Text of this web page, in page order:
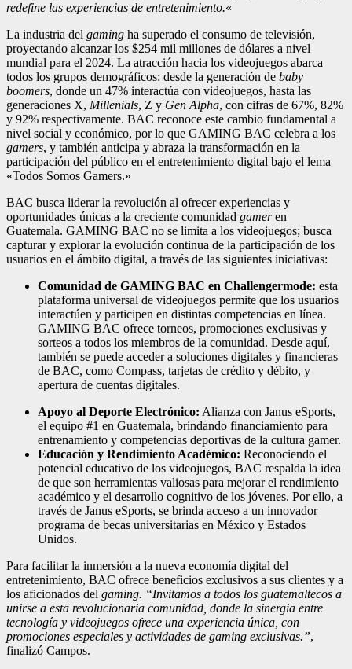
redefine las experiencias de entretenimiento.«
La industria del gaming ha superado el consumo de televisión,
proyectando alcanzar los $254 mil millones de dólares a nivel
mundial para el 2024. La atracción hacia los videojuegos abarca
todos los grupos demográficos: desde la generación de baby
boomers, donde un 47% interactúa con videojuegos, hasta las
generaciones X, Millenials, Z y Gen Alpha, con cifras de 67%, 82%
y 92% respectivamente. BAC reconoce este cambio fundamental a
nivel social y económico, por lo que GAMING BAC celebra a los
gamers, y también anticipa y abraza la transformación en la
participación del público en el entretenimiento digital bajo el lema
«Todos Somos Gamers.»
BAC busca liderar la revolución al ofrecer experiencias y
oportunidades únicas a la creciente comunidad gameren
Guatemala. GAMING BAC no se limita a los videojuegos; busca
capturar y explorar la evolución continua de la participación de los
usuarios en el ámbito digital, a través de las siguientes iniciativas:
Comunidad de GAMING BAC en Challengermode: esta
plataforma universal de videojuegos permite que los usuarios
interactúen y participen en distintas competencias en línea.
GAMING BAC ofrece torneos, promociones exclusivas y
sorteos a todos los miembros de la comunidad. Desde aquí,
también se puede acceder a soluciones digitales y financieras
de BAC, como Compass, tarjetas de crédito y débito, y
apertura de cuentas digitales.
Apoyo al Deporte Electrónico: Alianza con Janus eSports,
el equipo #1 en Guatemala, brindando financiamiento para
entrenamiento y competencias deportivas de la cultura gamer.
Educación y Rendimiento Académico: Reconociendo el
potencial educativo de los videojuegos, BAC respalda la idea
de que son herramientas valiosas para mejorar el rendimiento
académico y el desarrollo cognitivo de los jóvenes. Por ello, a
través de Janus eSports, se brinda acceso a un innovador
programa de becas universitarias en México y Estados
Unidos.
Para facilitar la inmersión a la nueva economía digital del
entretenimiento, BAC ofrece beneficios exclusivos a sus clientes y a
los aficionados del gaming. “Invitamos a todos los guatemaltecos a
unirse a esta revolucionaria comunidad, donde la sinergia entre
tecnología y videojuegos ofrece una experiencia única, con
promociones especiales y actividades de gaming exclusivas.”,
finalizó Campos.